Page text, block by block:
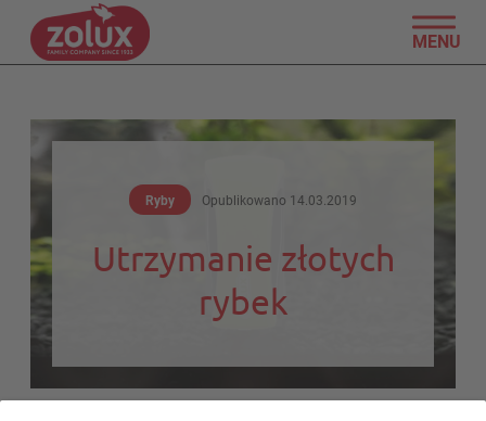
MENU
Ryby Opublikowano 14.03.2019
Utrzymanie złotych
rybek